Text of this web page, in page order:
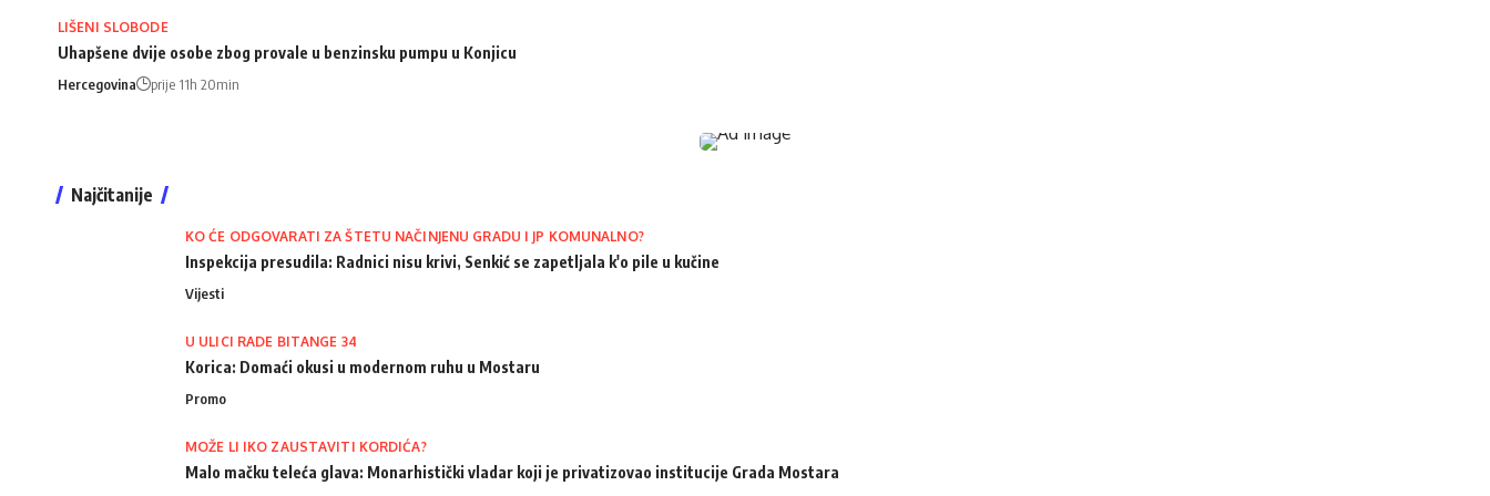
LIŠENI SLOBODE
Uhapšene dvije osobe zbog provale u benzinsku pumpu u Konjicu
Hercegovina prije 11h 20min
Najčitanije
KO ĆE ODGOVARATI ZA ŠTETU NAČINJENU GRADU I JP KOMUNALNO?
Inspekcija presudila: Radnici nisu krivi, Senkić se zapetljala k'o pile u kučine
Vijesti
U ULICI RADE BITANGE 34
Korica: Domaći okusi u modernom ruhu u Mostaru
Promo
MOŽE LI IKO ZAUSTAVITI KORDIĆA?
Malo mačku teleća glava: Monarhistički vladar koji je privatizovao institucije Grada Mostara